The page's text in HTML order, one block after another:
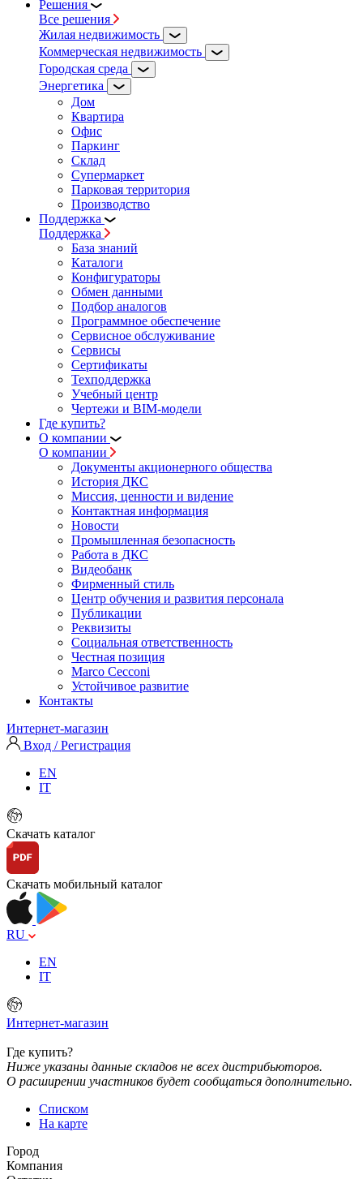
Решения
Все решения
Жилая недвижимость
Коммерческая недвижимость
Городская среда
Энергетика
Дом
Квартира
Офис
Паркинг
Склад
Супермаркет
Парковая территория
Производство
Поддержка
Поддержка
База знаний
Каталоги
Конфигураторы
Обмен данными
Подбор аналогов
Программное обеспечение
Сервисное обслуживание
Сервисы
Сертификаты
Техподдержка
Учебный центр
Чертежи и BIM-модели
Где купить?
О компании
О компании
Документы акционерного общества
История ДКС
Миссия, ценности и видение
Контактная информация
Новости
Промышленная безопасность
Работа в ДКС
Видеобанк
Фирменный стиль
Центр обучения и развития персонала
Публикации
Реквизиты
Социальная ответственность
Честная позиция
Marco Cecconi
Устойчивое развитие
Контакты
Интернет-магазин
Вход / Регистрация
EN
IT
Скачать каталог
Скачать мобильный каталог
RU
EN
IT
Интернет-магазин
Где купить?
Ниже указаны данные складов не всех дистрибьюторов.
О расширении участников будет сообщаться дополнительно.
Списком
На карте
Город
Компания